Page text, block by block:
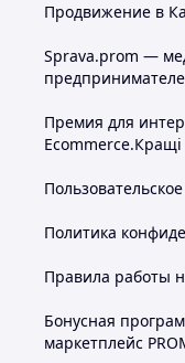
Продвижение в
Sprava.prom —
Премия для
Ecommerce.Кращі
Политика
Правила работы
Бонусная
маркетплейс